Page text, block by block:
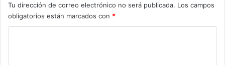
Tu dirección de correo electrónico no será publicada. Los campos
obligatorios están marcados con *